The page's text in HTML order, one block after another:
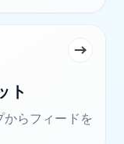
ト
らフィードを